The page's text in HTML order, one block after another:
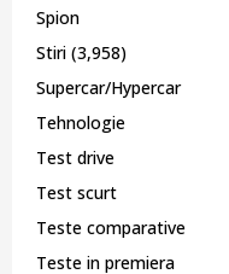
Spion
Stiri (3,958)
Supercar/Hypercar
Tehnologie
Test drive
Test scurt
Teste comparative
Teste in premiera